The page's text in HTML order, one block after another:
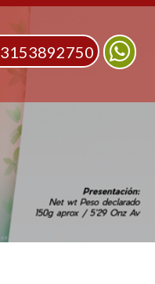
3153892750